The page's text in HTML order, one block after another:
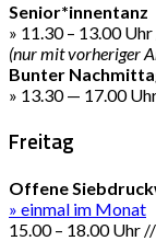
Senior*innentanz
» 11.30 – 13.00
(nur mit vorheriger
Bunter
» 13.30 — 17.00
Freitag
Offene
» einmal im Monat
15.00 – 18.00 Uhr